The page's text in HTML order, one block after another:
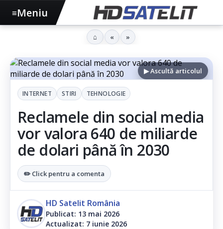
▶ Ascultă articolul
INTERNET STIRI TEHNOLOGIE
Reclamele din social media
vor valora 640 de miliarde
de dolari până în 2030
✏️ Click pentru a comenta
HD Satelit România
Publicat: 13 mai 2026
Actualizat: 7 iunie 2026
≡Meniu
⌂ « »